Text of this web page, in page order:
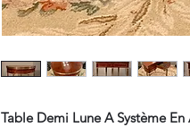
Table Demi Lune A Système